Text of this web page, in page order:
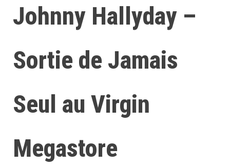
Johnny Hallyday –
Sortie de Jamais
Seul au Virgin
Megastore